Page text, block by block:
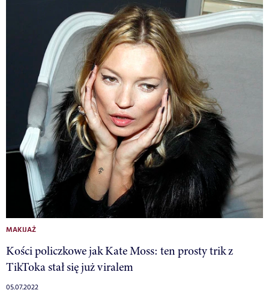
MAKIJAŻ
Kości policzkowe jak Kate Moss: ten prosty trik z
TikToka stał się już viralem
05.07.2022